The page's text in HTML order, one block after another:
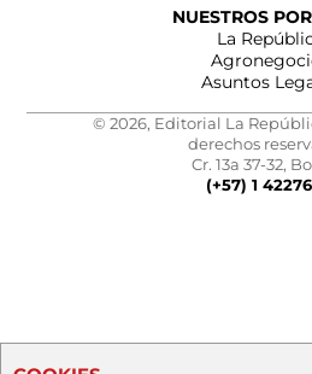
NUESTROS
La
Asuntos
© 2026, Editorial La
derechos
Cr. 13a 37-32,
(+57) 1